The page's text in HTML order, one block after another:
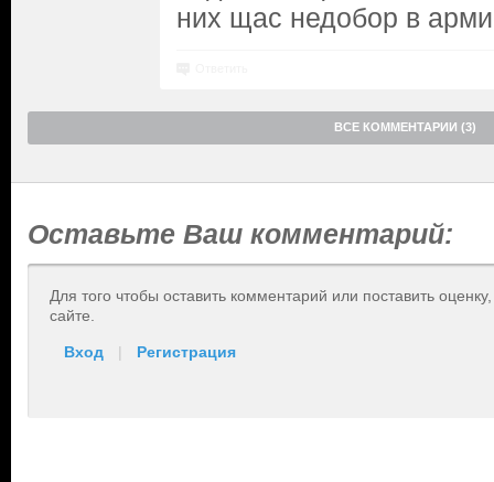
них щас недобор в
ВСЕ КОММЕНТАРИИ (3)
Оставьте Ваш комментарий:
Для того чтобы оставить комментарий или поставить
сайте.
Вход | Регистрация